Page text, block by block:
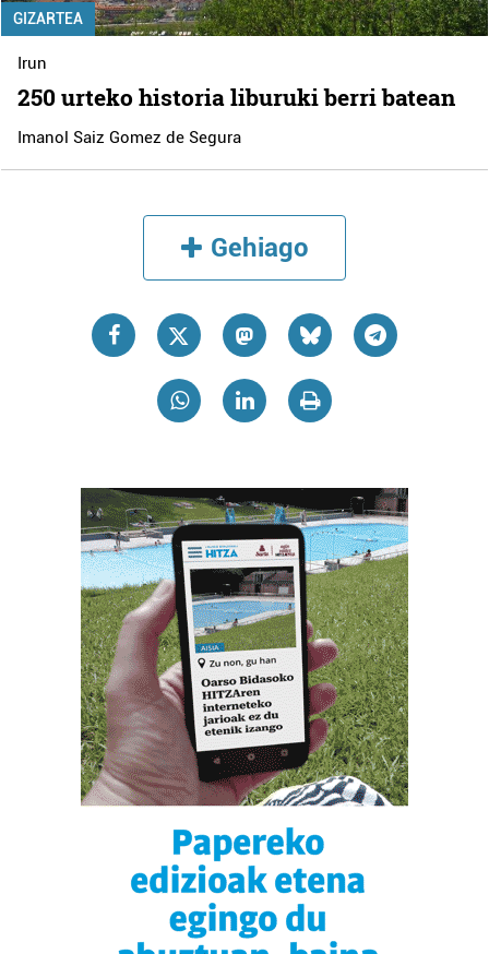
GIZARTEA
Irun
250 urteko historia liburuki berri batean
Imanol Saiz Gomez de Segura
Gehiago